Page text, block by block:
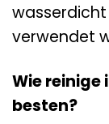
wasserdicht
verwendet
Wie reinige
besten?